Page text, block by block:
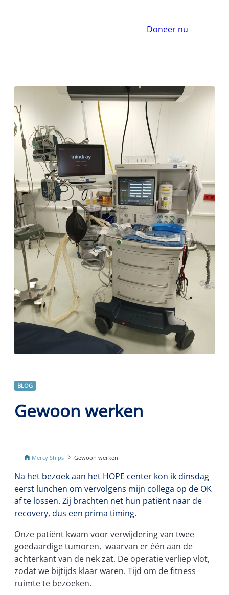
Doneer nu
BLOG
Gewoon werken
Mercy Ships Gewoon werken
Na het bezoek aan het HOPE center kon ik dinsdag
eerst lunchen om vervolgens mijn collega op de OK
af te lossen. Zij brachten net hun patiënt naar de
recovery, dus een prima timing.
Onze patiënt kwam voor verwijdering van twee
goedaardige tumoren, waarvan er één aan de
achterkant van de nek zat. De operatie verliep vlot,
zodat we bijtijds klaar waren. Tijd om de fitness
ruimte te bezoeken.